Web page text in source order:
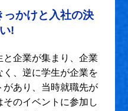
かけと入社の決
!
企業が集まり、企業
、逆に学生が企業を
あり、当時就職先が
のイベントに参加し